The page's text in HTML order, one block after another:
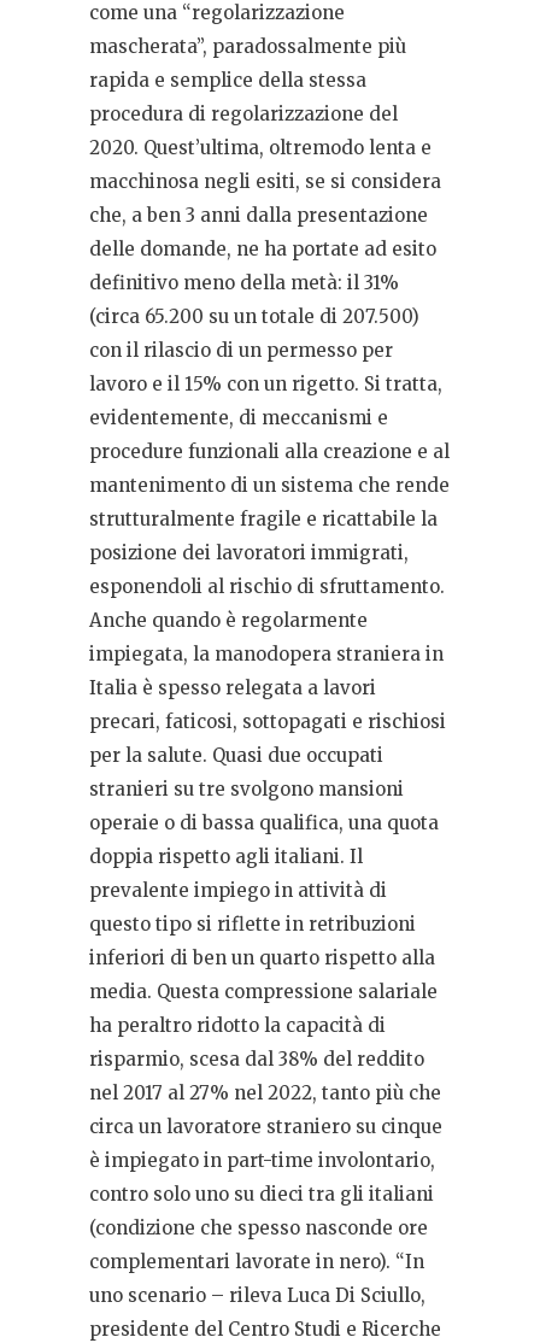
come una “regolarizzazione
mascherata”, paradossalmente più
rapida e semplice della stessa
procedura di regolarizzazione del
2020. Quest’ultima, oltremodo lenta e
macchinosa negli esiti, se si considera
che, a ben 3 anni dalla presentazione
delle domande, ne ha portate ad esito
definitivo meno della metà: il 31%
(circa 65.200 su un totale di 207.500)
con il rilascio di un permesso per
lavoro e il 15% con un rigetto. Si tratta,
evidentemente, di meccanismi e
procedure funzionali alla creazione e al
mantenimento di un sistema che rende
strutturalmente fragile e ricattabile la
posizione dei lavoratori immigrati,
esponendoli al rischio di sfruttamento.
Anche quando è regolarmente
impiegata, la manodopera straniera in
Italia è spesso relegata a lavori
precari, faticosi, sottopagati e rischiosi
per la salute. Quasi due occupati
stranieri su tre svolgono mansioni
operaie o di bassa qualifica, una quota
doppia rispetto agli italiani. Il
prevalente impiego in attività di
questo tipo si riflette in retribuzioni
inferiori di ben un quarto rispetto alla
media. Questa compressione salariale
ha peraltro ridotto la capacità di
risparmio, scesa dal 38% del reddito
nel 2017 al 27% nel 2022, tanto più che
circa un lavoratore straniero su cinque
è impiegato in part-time involontario,
contro solo uno su dieci tra gli italiani
(condizione che spesso nasconde ore
complementari lavorate in nero). “In
uno scenario – rileva Luca Di Sciullo,
presidente del Centro Studi e Ricerche